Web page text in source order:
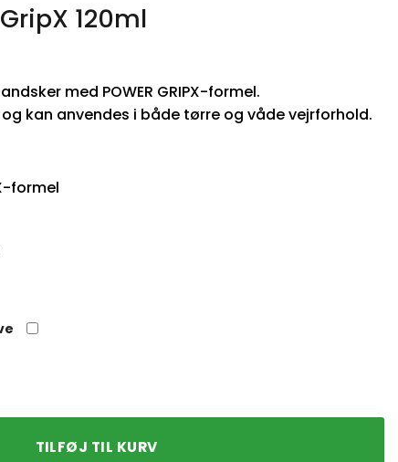
120ml
med POWER GRIPX-formel.
kan anvendes i både tørre og våde vejrforhold.
formel
TILFØJ TIL KURV